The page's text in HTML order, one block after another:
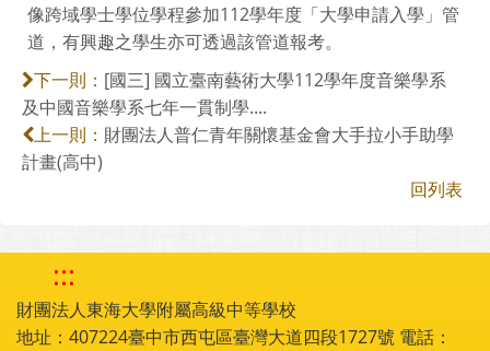
像跨域學士學位學程參加112學年度「大學申請入學」管
道，有興趣之學生亦可透過該管道報考。
下一則： [國三] 國立臺南藝術大學112學年度音樂學系
及中國音樂學系七年一貫制學....
上一則： 財團法人普仁青年關懷基金會大手拉小手助學
計畫(高中)
回列表
:::
財團法人東海大學附屬高級中等學校
地址：407224臺中市西屯區臺灣大道四段1727號 電話：